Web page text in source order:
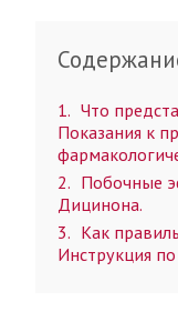
1
Что
Показания к
2
Побочные
Дицинона.
3
Как
Инструкция